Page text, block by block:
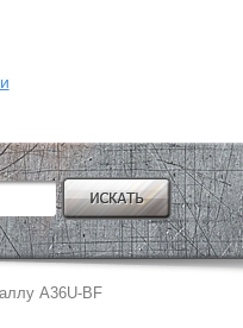
A36U-BF